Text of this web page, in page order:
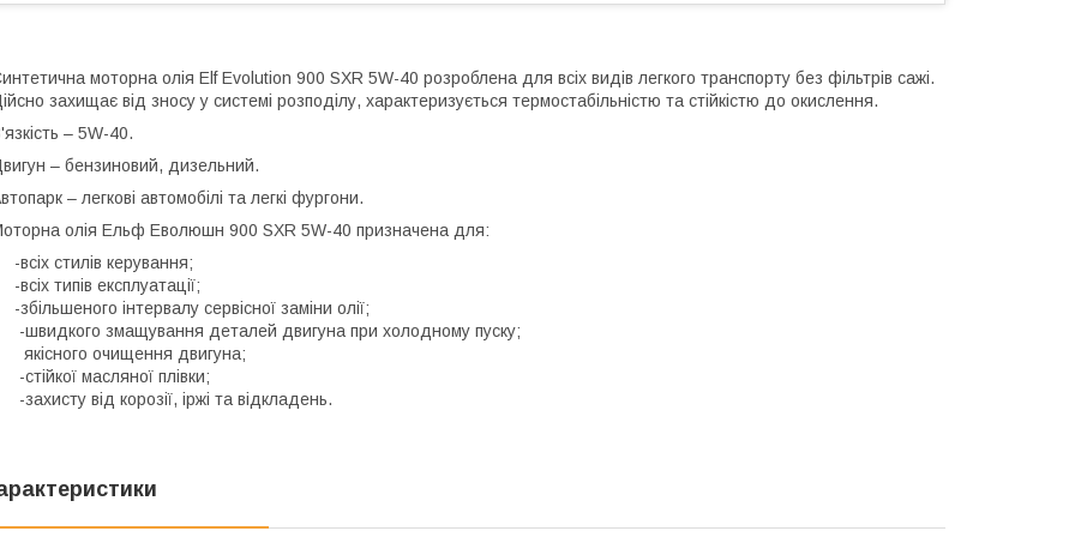
моторна олія Elf Evolution 900 SXR 5W-40 розроблена для всіх видів легкого транспорту без фільтрів сажі.
захищає від зносу у системі розподілу, характеризується термостабільністю та стійкістю до окислення.
– 5W-40.
– бензиновий, дизельний.
– легкові автомобілі та легкі фургони.
олія Ельф Еволюшн 900 SXR 5W-40 призначена для:
-всіх стилів керування;
-всіх типів експлуатації;
-збільшеного інтервалу сервісної заміни олії;
-швидкого змащування деталей двигуна при холодному пуску;
якісного очищення двигуна;
-стійкої масляної плівки;
-захисту від корозії, іржі та відкладень.